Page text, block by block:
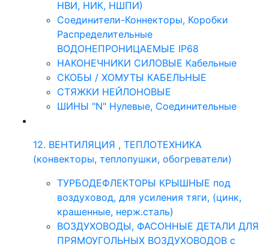
НВИ, НИК, НШПИ)
Соединители-Коннекторы, Коробки
Распределительные
ВОДОНЕПРОНИЦАЕМЫЕ IP68
НАКОНЕЧНИКИ СИЛОВЫЕ Кабельные
СКОБЫ / ХОМУТЫ КАБЕЛЬНЫЕ
СТЯЖКИ НЕЙЛОНОВЫЕ
ШИНЫ "N" Нулевые, Соединительные
12. ВЕНТИЛЯЦИЯ , ТЕПЛОТЕХНИКА
(конвекторы, теплопушки, обогреватели)
ТУРБОДЕФЛЕКТОРЫ КРЫШНЫЕ под
воздуховод, для усиления тяги, (цинк,
крашенные, нерж.сталь)
ВОЗДУХОВОДЫ, ФАСОННЫЕ ДЕТАЛИ ДЛЯ
ПРЯМОУГОЛЬНЫХ ВОЗДУХОВОДОВ с